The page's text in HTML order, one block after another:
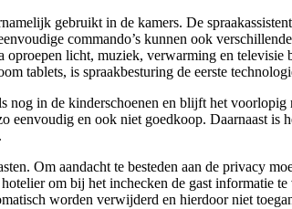
gebruikt in de kamers. De
commando’s kunnen ook
licht, muziek, verwarming en televisie
tablets, is spraakbesturing de eerste
nog in de kinderschoenen en blijft het
eenvoudig en ook niet goedkoop. Daarnaast
Om aandacht te besteden aan de privacy
om bij het inchecken de gast informatie
worden verwijderd en hierdoor niet